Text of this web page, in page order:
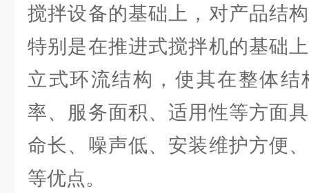
搅拌设备的基础上，对产品结
特别是在推进式搅拌机的基础
立式环流结构，使其在整体
率、服务面积、适用性等方面
命长、噪声低、安装维护方便
等优点。